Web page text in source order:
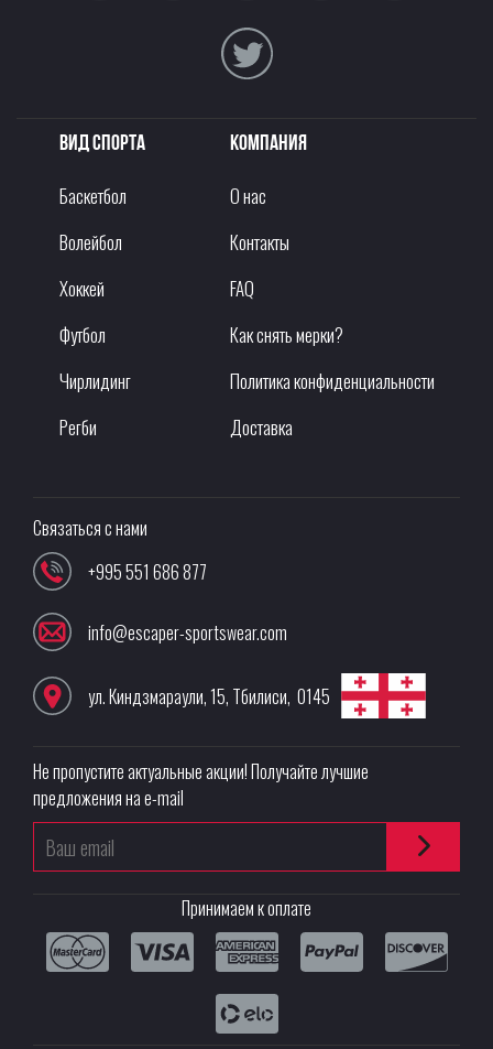
Вид спорта
Баскетбол
Волейбол
Хоккей
Футбол
Чирлидинг
Регби
Компания
О нас
Контакты
FAQ
Как снять мерки?
Политика конфиденциальности
Доставка
Связаться с нами
+995 551 686 877
info@escaper-sportswear.com
ул. Киндзмараули, 15, Тбилиси, 0145
Не пропустите актуальные акции! Получайте лучшие
предложения на e-mail
Принимаем к оплате